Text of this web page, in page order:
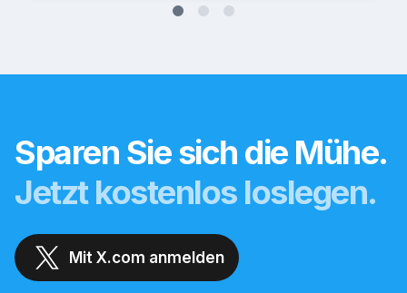
Sparen Sie sich die Mühe.
Jetzt kostenlos loslegen.
Mit X.com anmelden